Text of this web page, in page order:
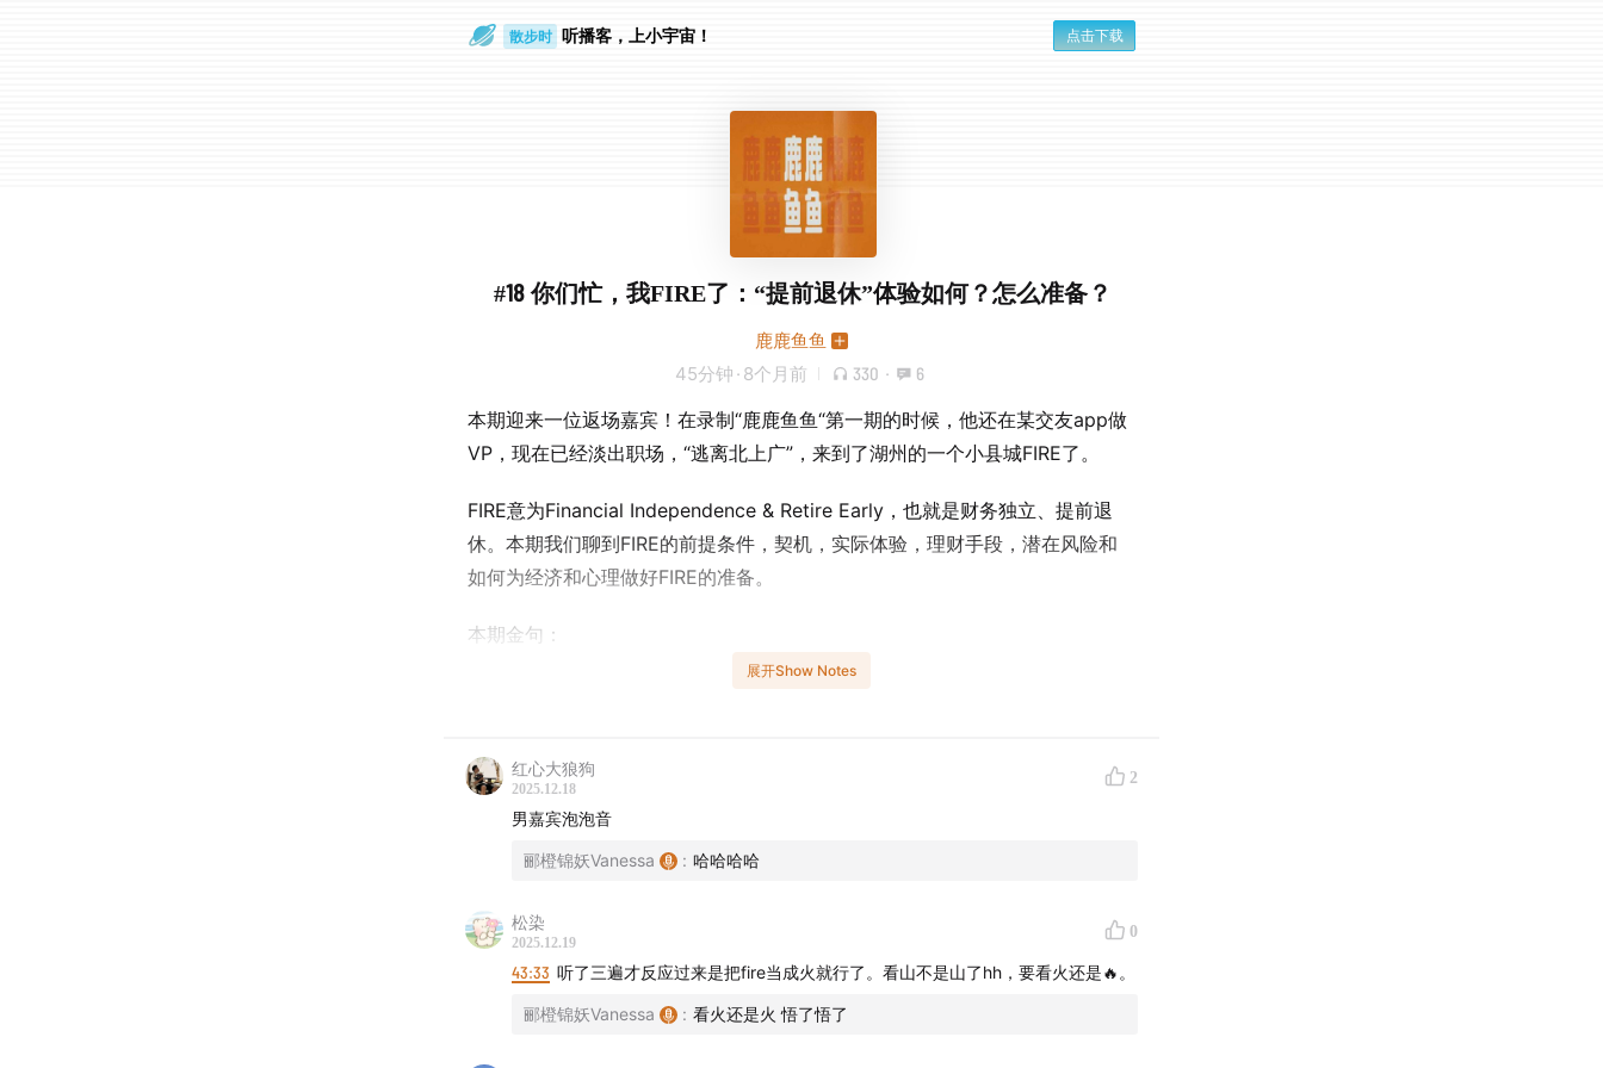
散步时 听播客，上小宇宙！ 点击下载
#18 你们忙，我FIRE了：“提前退休”体验如何？怎么准备？
鹿鹿鱼鱼
45分钟 · 8个月前 330 · 6
本期迎来一位返场嘉宾！在录制“鹿鹿鱼鱼“第一期的时候，他还在某交友app做
VP，现在已经淡出职场，“逃离北上广”，来到了湖州的一个小县城FIRE了。
FIRE意为Financial Independence & Retire Early，也就是财务独立、提前退
休。本期我们聊到FIRE的前提条件，契机，实际体验，理财手段，潜在风险和
如何为经济和心理做好FIRE的准备。
本期金句：
Capital Capital（粗略讲就是积蓄和钱生钱的能力）积累的情况，如果Capital
Capital已经显著大于Labor Capital 2-3倍以上，就可以考虑退休了。”
从“攻击性高管”到“平和奶爸”
05:09 财务自由不是数字游戏，而是欲望管理
高阶职场人能不能摆脱“黄金手铐”，主动选择另一种生活
展开Show Notes
红心大狼狗
2025.12.18
2
男嘉宾泡泡音
郦橙锦妖Vanessa : 哈哈哈哈
松染
2025.12.19
0
43:33 听了三遍才反应过来是把fire当成火就行了。看山不是山了hh，要看火还是🔥。
郦橙锦妖Vanessa : 看火还是火 悟了悟了